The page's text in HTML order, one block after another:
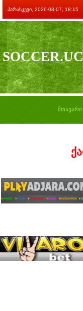
პარასკევი, 2026-08-07, 18:15
მთავარი